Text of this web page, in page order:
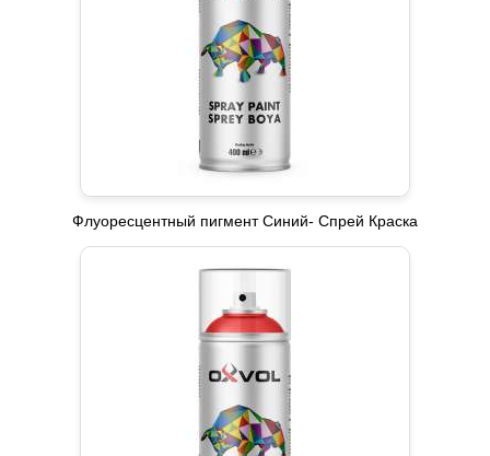
Флуоресцентный пигмент Синий- Спрей Краска